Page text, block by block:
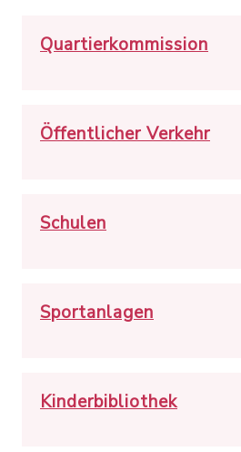
Quartierkommission
Öffentlicher Verkehr
Schulen
Sportanlagen
Kinderbibliothek